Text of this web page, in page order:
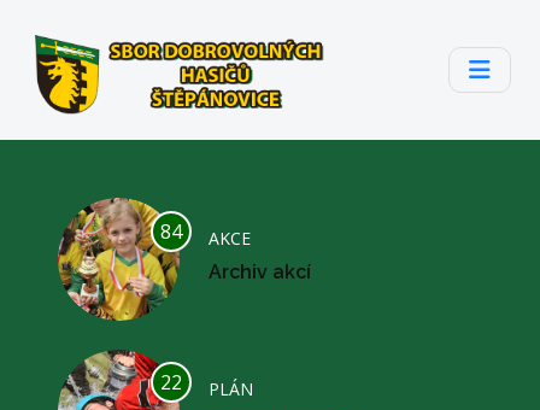
84
AKCE
Archiv akcí
22
PLÁN